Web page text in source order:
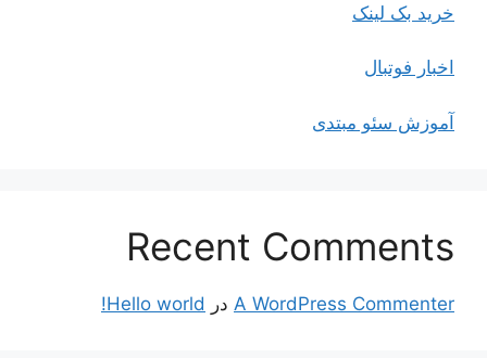
خرید بک لینک
اخبار فوتبال
آموزش سئو مبتدی
Recent Comments
A WordPress Commenter در Hello world!